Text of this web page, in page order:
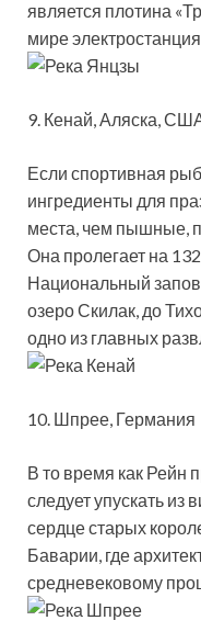
является плотина
мире
9. Кенай, Аляска,
Если спортивная
ингредиенты для
места, чем пышные,
Она пролегает на
Национальный
озеро Скилак, до
одно из главных
10. Шпрее, Германия
В то время как Рейн
следует упускать из
сердце старых
Баварии, где
средневековому